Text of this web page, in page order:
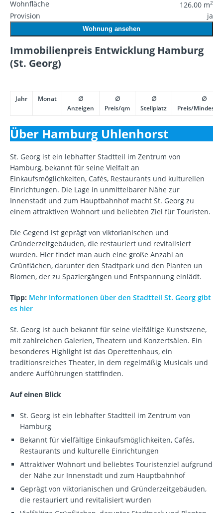
Wohnfläche 126.00 m2
Provision ja
Wohnung ansehen
Immobilienpreis Entwicklung Hamburg
(St. Georg)
Jahr Monat
∅
Anzeigen
∅
Preis/qm
∅
Stellplatz
∅
Preis/
Über Hamburg Uhlenhorst
St. Georg ist ein lebhafter Stadtteil im Zentrum von
Hamburg, bekannt für seine Vielfalt an
Einkaufsmöglichkeiten, Cafés, Restaurants und kulturellen
Einrichtungen. Die Lage in unmittelbarer Nähe zur
Innenstadt und zum Hauptbahnhof macht St. Georg zu
einem attraktiven Wohnort und beliebten Ziel für Touristen.
Die Gegend ist geprägt von viktorianischen und
Gründerzeitgebäuden, die restauriert und revitalisiert
wurden. Hier findet man auch eine große Anzahl an
Grünflächen, darunter den Stadtpark und den Planten un
Blomen, der zu Spaziergängen und Entspannung einlädt.
Tipp: Mehr Informationen über den Stadtteil St. Georg gibt
es hier
St. Georg ist auch bekannt für seine vielfältige Kunstszene,
mit zahlreichen Galerien, Theatern und Konzertsälen. Ein
besonderes Highlight ist das Operettenhaus, ein
traditionsreiches Theater, in dem regelmäßig Musicals und
andere Aufführungen stattfinden.
Auf einen Blick
St. Georg ist ein lebhafter Stadtteil im Zentrum von
Hamburg
Bekannt für vielfältige Einkaufsmöglichkeiten, Cafés,
Restaurants und kulturelle Einrichtungen
Attraktiver Wohnort und beliebtes Touristenziel aufgrund
der Nähe zur Innenstadt und zum Hauptbahnhof
Geprägt von viktorianischen und Gründerzeitgebäuden,
die restauriert und revitalisiert wurden